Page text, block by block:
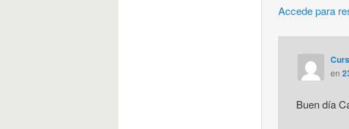
Accede para
en
Buen día